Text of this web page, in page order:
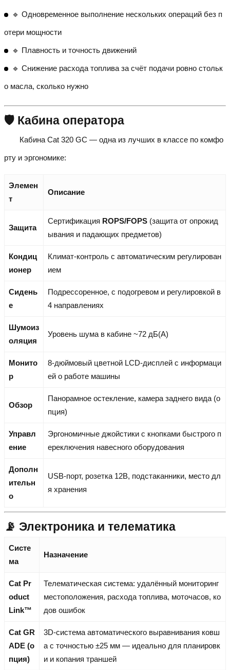
🔹 Одновременное выполнение нескольких операций без п
отери мощности
🔹 Плавность и точность движений
🔹 Снижение расхода топлива за счёт подачи ровно стольк
о масла, сколько нужно
🛡️ Кабина оператора
Кабина Cat 320 GC — одна из лучших в классе по комфо
рту и эргономике:
Элемен
т
Описание
Защита
Сертификация ROPS/FOPS (защита от опрокид
ывания и падающих предметов)
Кондиц
ионер
Климат-контроль с автоматическим регулирован
ием
Сидень
е
Подрессоренное, с подогревом и регулировкой в
4 направлениях
Шумоиз
оляция
Уровень шума в кабине ~72 дБ(А)
Монито
р
8-дюймовый цветной LCD-дисплей с информаци
ей о работе машины
Обзор
Панорамное остекление, камера заднего вида (о
пция)
Управл
ение
Эргономичные джойстики с кнопками быстрого п
ереключения навесного оборудования
Дополн
ительн
о
USB-порт, розетка 12В, подстаканники, место дл
я хранения
📡 Электроника и телематика
Систе
ма
Назначение
Cat Pr
oduct
Link™
Телематическая система: удалённый мониторинг
местоположения, расхода топлива, моточасов, ко
дов ошибок
Cat GR
ADE (о
пция)
3D-система автоматического выравнивания ковш
а с точностью ±25 мм — идеально для планировк
и и копания траншей